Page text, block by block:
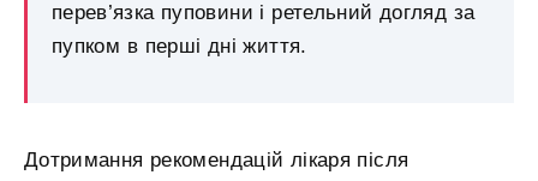
перев’язка пуповини і ретельний догляд за
пупком в перші дні життя.
Дотримання рекомендацій лікаря після